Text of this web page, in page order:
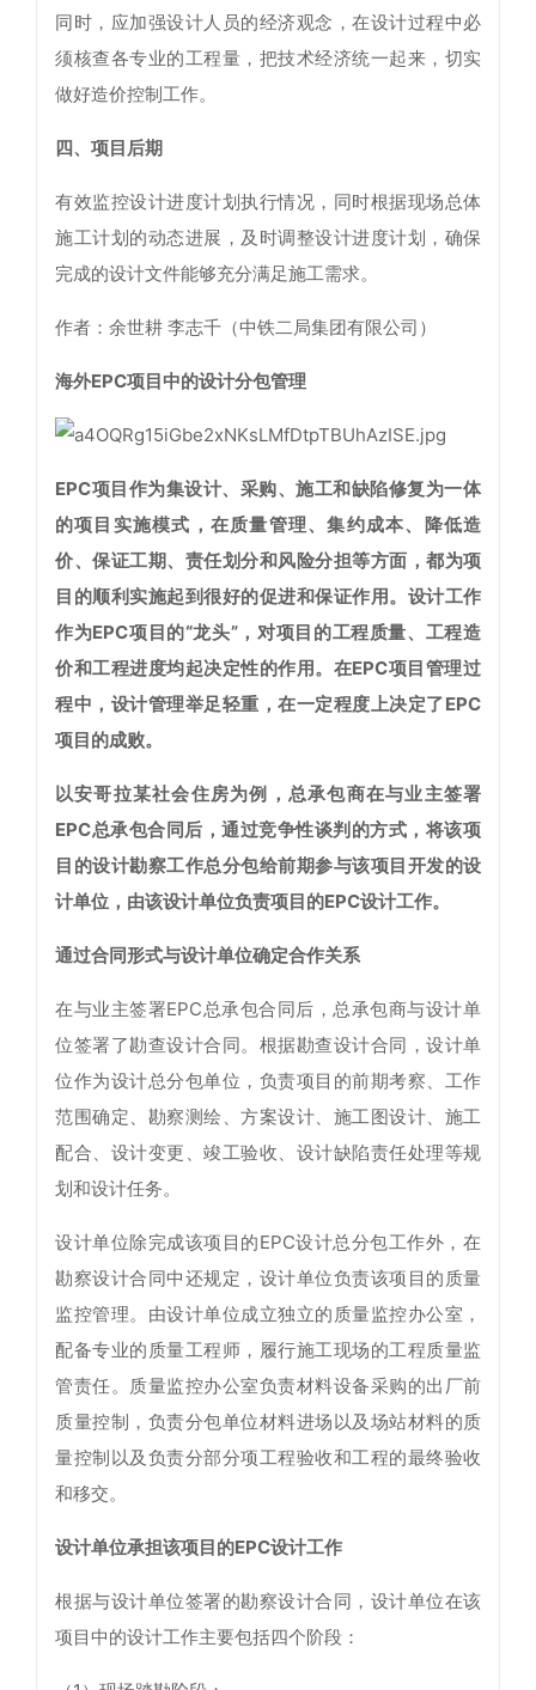
同时，应加强设计人员的经济观念，在设计过程中必
须核查各专业的工程量，把技术经济统一起来，切实
做好造价控制工作。
四、项目后期
有效监控设计进度计划执行情况，同时根据现场总体
施工计划的动态进展，及时调整设计进度计划，确保
完成的设计文件能够充分满足施工需求。
作者：余世耕 李志千（中铁二局集团有限公司）
海外EPC项目中的设计分包管理
EPC项目作为集设计、采购、施工和缺陷修复为一体
的项目实施模式，在质量管理、集约成本、降低造
价、保证工期、责任划分和风险分担等方面，都为项
目的顺利实施起到很好的促进和保证作用。设计工作
作为EPC项目的“龙头”，对项目的工程质量、工程造
价和工程进度均起决定性的作用。在EPC项目管理过
程中，设计管理举足轻重，在一定程度上决定了EPC
项目的成败。
以安哥拉某社会住房为例，总承包商在与业主签署
EPC总承包合同后，通过竞争性谈判的方式，将该项
目的设计勘察工作总分包给前期参与该项目开发的设
计单位，由该设计单位负责项目的EPC设计工作。
通过合同形式与设计单位确定合作关系
在与业主签署EPC总承包合同后，总承包商与设计单
位签署了勘查设计合同。根据勘查设计合同，设计单
位作为设计总分包单位，负责项目的前期考察、工作
范围确定、勘察测绘、方案设计、施工图设计、施工
配合、设计变更、竣工验收、设计缺陷责任处理等规
划和设计任务。
设计单位除完成该项目的EPC设计总分包工作外，在
勘察设计合同中还规定，设计单位负责该项目的质量
监控管理。由设计单位成立独立的质量监控办公室，
配备专业的质量工程师，履行施工现场的工程质量监
管责任。质量监控办公室负责材料设备采购的出厂前
质量控制，负责分包单位材料进场以及场站材料的质
量控制以及负责分部分项工程验收和工程的最终验收
和移交。
设计单位承担该项目的EPC设计工作
根据与设计单位签署的勘察设计合同，设计单位在该
项目中的设计工作主要包括四个阶段：